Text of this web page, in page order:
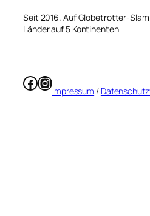
Seit 2016. Auf Globetrotter-
Länder auf 5 Kontinenten
Facebook
Instagram
Impressum /